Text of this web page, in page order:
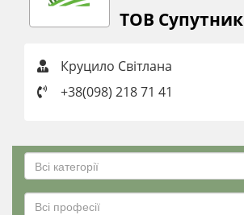
ТОВ Супутник
Круцило Світлана
+38(098) 218 71 41
Всі категорії
Всі професії